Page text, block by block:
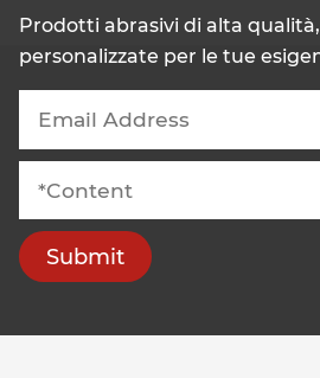
Prodotti abrasivi di alta
personalizzate per le tue
Submit